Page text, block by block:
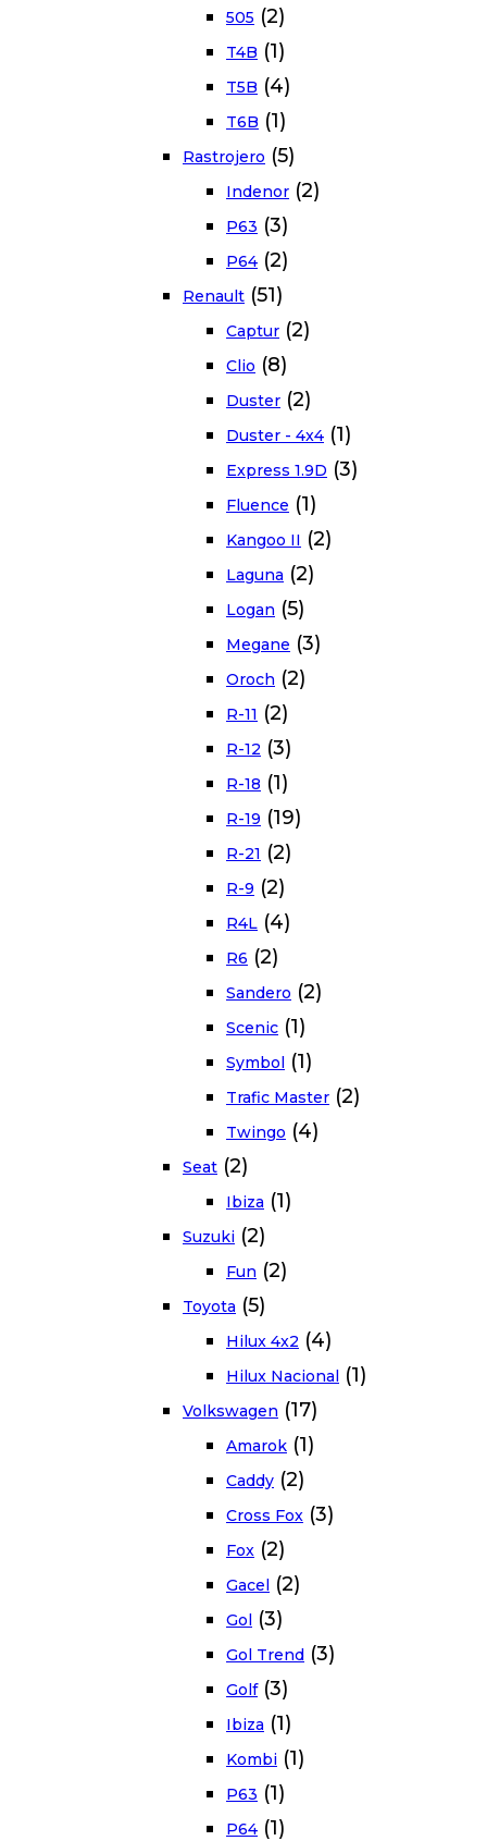
505 (2)
T4B (1)
T5B (4)
T6B (1)
Rastrojero (5)
Indenor (2)
P63 (3)
P64 (2)
Renault (51)
Captur (2)
Clio (8)
Duster (2)
Duster - 4x4 (1)
Express 1.9D (3)
Fluence (1)
Kangoo II (2)
Laguna (2)
Logan (5)
Megane (3)
Oroch (2)
R-11 (2)
R-12 (3)
R-18 (1)
R-19 (19)
R-21 (2)
R-9 (2)
R4L (4)
R6 (2)
Sandero (2)
Scenic (1)
Symbol (1)
Trafic Master (2)
Twingo (4)
Seat (2)
Ibiza (1)
Suzuki (2)
Fun (2)
Toyota (5)
Hilux 4x2 (4)
Hilux Nacional (1)
Volkswagen (17)
Amarok (1)
Caddy (2)
Cross Fox (3)
Fox (2)
Gacel (2)
Gol (3)
Gol Trend (3)
Golf (3)
Ibiza (1)
Kombi (1)
P63 (1)
P64 (1)